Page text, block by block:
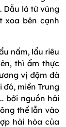
Dẫu là từ vùng
xoa bên cạnh
nấm, lẩu riêu
thì ẩm thực
vị đậm đà
đó, miền Trung
bởi nguồn hải
thể lẫn vào
hài hòa của